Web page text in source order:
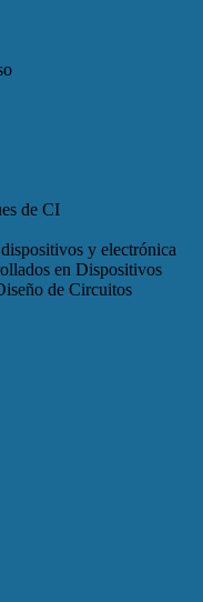
de CI
y electrónica
en Dispositivos
de Circuitos